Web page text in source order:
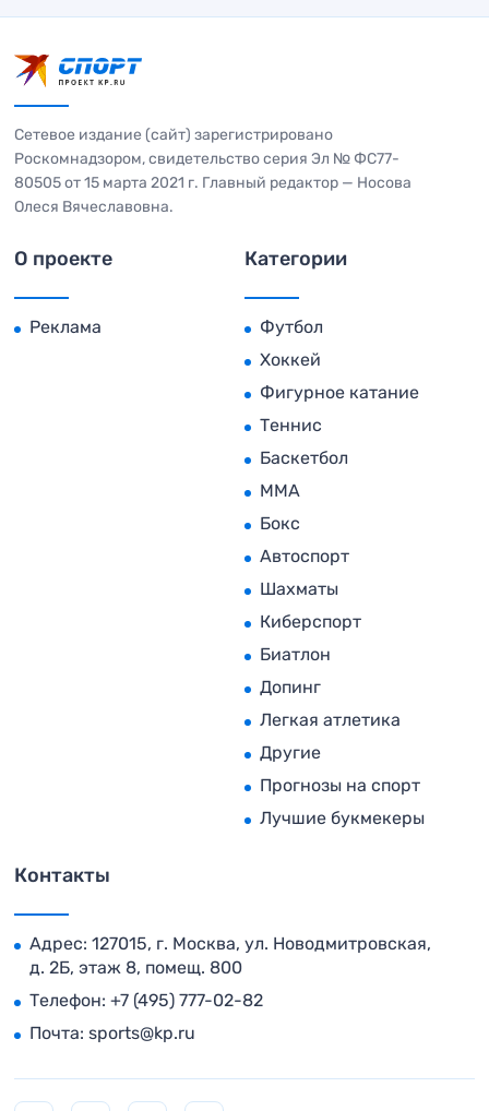
Сетевое издание (сайт) зарегистрировано
Роскомнадзором, свидетельство серия Эл № ФС77-
80505 от 15 марта 2021 г. Главный редактор — Носова
Олеся Вячеславовна.
О проекте
Реклама
Категории
Футбол
Хоккей
Фигурное катание
Теннис
Баскетбол
MMA
Бокс
Автоспорт
Шахматы
Киберспорт
Биатлон
Допинг
Легкая атлетика
Другие
Прогнозы на спорт
Лучшие букмекеры
Контакты
Адрес: 127015, г. Москва, ул. Новодмитровская,
д. 2Б, этаж 8, помещ. 800
Телефон: +7 (495) 777-02-82
Почта: sports@kp.ru